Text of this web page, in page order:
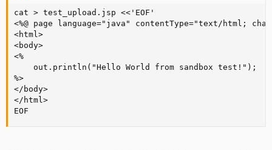
cat > test_upload.jsp <<'EOF'
<%@ page language="java" contentType="text/html;
<html>
<body>
<%
    out.println("Hello World from sandbox test!");
%>
</body>
</html>
EOF